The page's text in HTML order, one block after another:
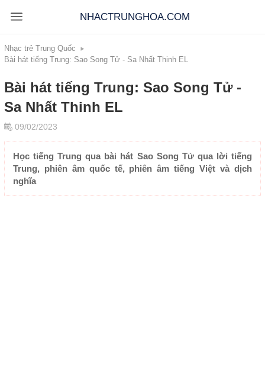
NHACTRUNGHOA.COM
Nhạc trẻ Trung Quốc
Bài hát tiếng Trung: Sao Song Tử - Sa Nhất Thinh EL
Bài hát tiếng Trung: Sao Song Tử -
Sa Nhất Thinh EL
09/02/2023
Học tiếng Trung qua bài hát Sao Song Tử qua lời tiếng
Trung, phiên âm quốc tế, phiên âm tiếng Việt và dịch
nghĩa